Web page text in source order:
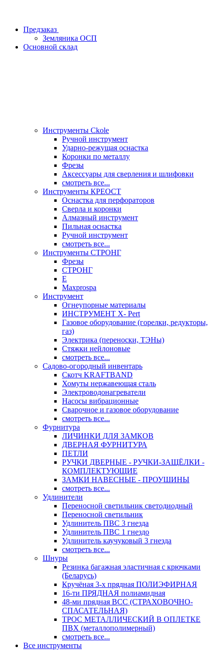
Предзаказ
Земляника ОСП
Основной склад
Инструменты Ckole
Ручной инструмент
Ударно‑режущая оснастка
Коронки по металлу
Фрезы
Аксессуары для сверления и шлифовки
смотреть все...
Инструменты КРЕОСТ
Оснастка для перфораторов
Сверла и коронки
Алмазный инструмент
Пильная оснастка
Ручной инструмент
смотреть все...
Инструменты СТРОНГ
Фрезы
СТРОНГ
Е
Maxprospa
Инструмент
Огнеупорные материалы
ИНСТРУМЕНТ X- Pert
Газовое оборудование (горелки, редукторы,
газ)
Электрика (переноски, ТЭНы)
Стяжки нейлоновые
смотреть все...
Садово-огородный инвентарь
Скотч KRAFTBAND
Хомуты нержавеющая сталь
Электроводонагреватели
Насосы вибрационные
Сварочное и газовое оборудование
смотреть все...
Фурнитура
ЛИЧИНКИ ДЛЯ ЗАМКОВ
ДВЕРНАЯ ФУРНИТУРА
ПЕТЛИ
РУЧКИ ДВЕРНЫЕ - РУЧКИ-ЗАЩЁЛКИ -
КОМПЛЕКТУЮЩИЕ
ЗАМКИ НАВЕСНЫЕ - ПРОУШИНЫ
смотреть все...
Удлинители
Переносной светильник светодиодный
Переносной светильник
Удлинитель ПВС 3 гнезда
Удлинитель ПВС 1 гнездо
Удлинитель каучуковый 3 гнезда
смотреть все...
Шнуры
Резинка багажная эластичная с крючками
(Беларусь)
Кручёная 3-х прядная ПОЛИЭФИРНАЯ
16-ти ПРЯДНАЯ полиамидная
48-ми прядная ВСС (СТРАХОВОЧНО-
СПАСАТЕЛЬНАЯ)
ТРОС МЕТАЛЛИЧЕСКИЙ В ОПЛЕТКЕ
ПВХ (металлополимерный)
смотреть все...
Все инструменты